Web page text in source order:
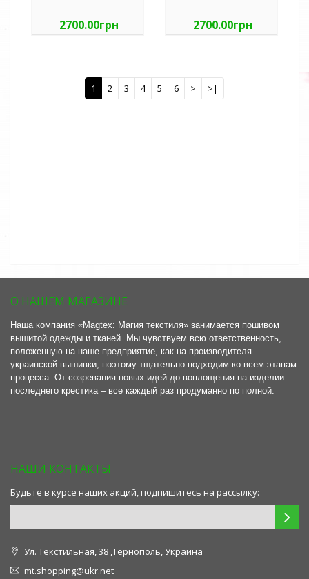
2700.00грн 2700.00грн
1 2 3 4 5 6 > >|
О НАШЕМ МАГАЗИНЕ
Наша компания «Magtex: Магия текстиля» занимается пошивом
вышитой одежды и тканей. Мы чувствуем всю ответственность,
положенную на наше предприятие, как на производителя
украинской вышивки, поэтому тщательно подходим ко всем этапам
процесса. От созревания новых идей до воплощения на изделии
последнего крестика – все каждый раз продуманно по полной.
НАШИ КОНТАКТЫ
Будьте в курсе наших акций, подпишитесь на рассылку:
Ул. Текстильная, 38 ,Тернополь, Украина
mt.shopping@ukr.net